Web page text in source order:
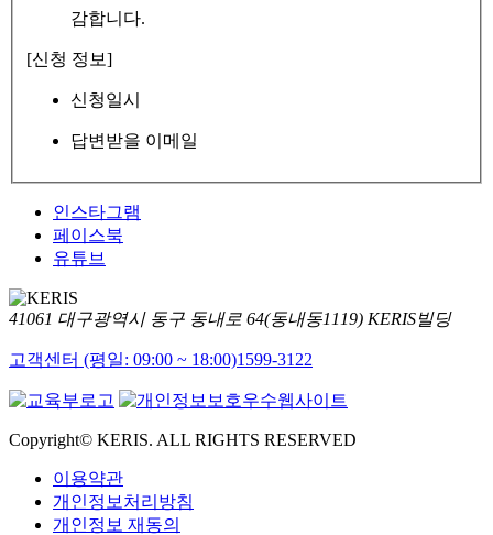
감합니다.
[신청 정보]
신청일시
답변받을 이메일
인스타그램
페이스북
유튜브
41061 대구광역시 동구 동내로 64(동내동1119) KERIS빌딩
고객센터 (평일: 09:00 ~ 18:00)1599-3122
Copyright© KERIS. ALL RIGHTS RESERVED
이용약관
개인정보처리방침
개인정보 재동의